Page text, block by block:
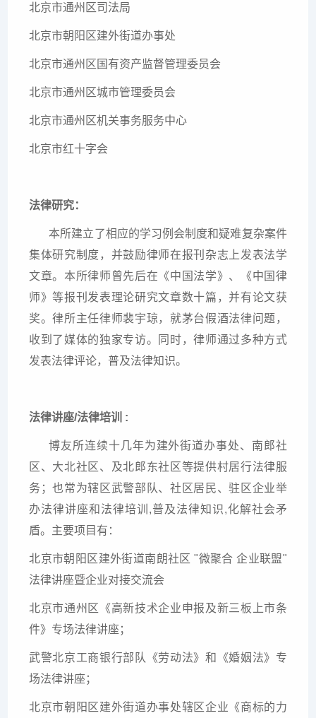
北京市通州区司法局
北京市朝阳区建外街道办事处
北京市通州区国有资产监督管理委员会
北京市通州区城市管理委员会
北京市通州区机关事务服务中心
北京市红十字会
法律研究：
本所建立了相应的学习例会制度和疑难复杂案件
集体研究制度，并鼓励律师在报刊杂志上发表法学
文章。本所律师曾先后在《中国法学》、《中国律
师》等报刊发表理论研究文章数十篇，并有论文获
奖。律所主任律师裴宇琼，就茅台假酒法律问题，
收到了媒体的独家专访。同时，律师通过多种方式
发表法律评论，普及法律知识。
法律讲座/法律培训 :
博友所连续十几年为建外街道办事处、南郎社
区、大北社区、及北郎东社区等提供村居行法律服
务；也常为辖区武警部队、社区居民、驻区企业举
办法律讲座和法律培训,普及法律知识,化解社会矛
盾。 主要项目有：
北京市朝阳区建外街道南朗社区 "微聚合 企业联盟"
法律讲座暨企业对接交流会
北京市通州区《高新技术企业申报及新三板上市条
件》专场法律讲座；
武警北京工商银行部队《劳动法》和《婚姻法》专
场法律讲座；
北京市朝阳区建外街道办事处辖区企业《商标的力